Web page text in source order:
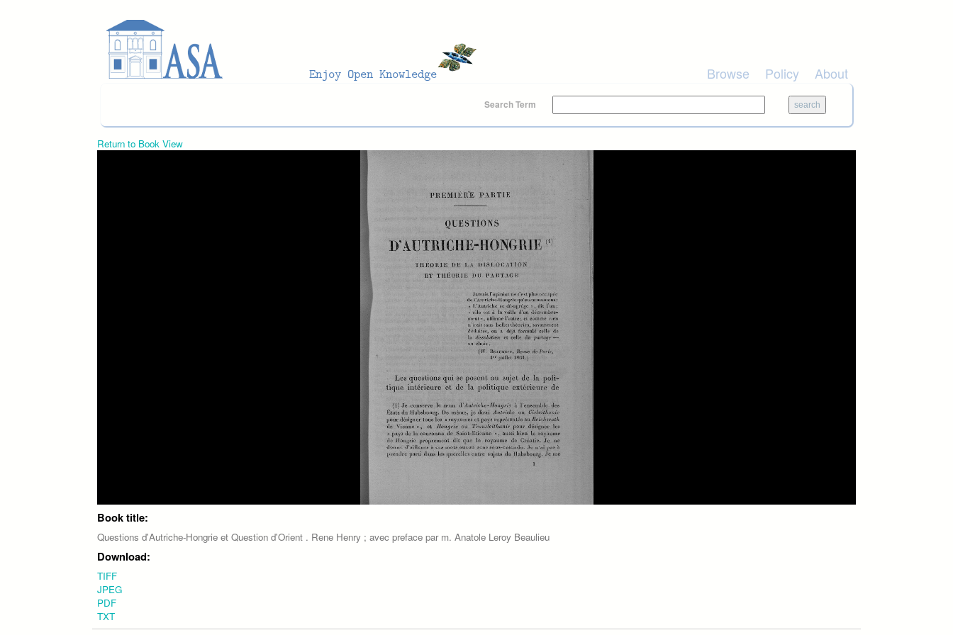
Browse Policy About
Search Term
Return to Book View
Book title:
Questions d'Autriche-Hongrie et Question d'Orient . Rene Henry ; avec preface par m. Anatole Leroy Beaulieu
Download:
TIFF
JPEG
PDF
TXT